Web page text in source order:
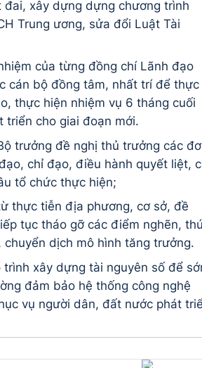
xây dựng dựng chương trình
Trung ương, sửa đổi Luật Tài
của từng đồng chí Lãnh đạo
cán bộ đồng tâm, nhất trí để thực
thực hiện nhiệm vụ 6 tháng cuối
triển cho giai đoạn mới.
trưởng đề nghị thủ trưởng các
chỉ đạo, điều hành quyết liệt,
tổ chức thực hiện;
thực tiễn địa phương, cơ sở, đề
tục tháo gỡ các điểm nghẽn,
dịch mô hình tăng trưởng.
xây dựng tài nguyên số để
đảm bảo hệ thống công nghệ
vụ người dân, đất nước phát